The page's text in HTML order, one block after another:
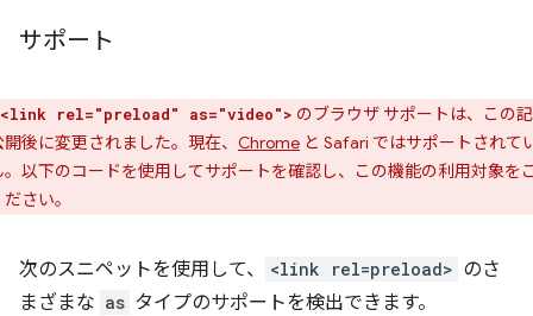
サポート
<link rel="preload" as="video"> のブラウザ サポートは、この
後に変更されました。現在、 Chrome と Safari ではサポートされて
。以下のコードを使用してサポートを確認し、この機能の利用対象を
さい。
次のスニペットを使用して、 <link rel=preload> のさ
まざまな as タイプのサポートを検出できます。